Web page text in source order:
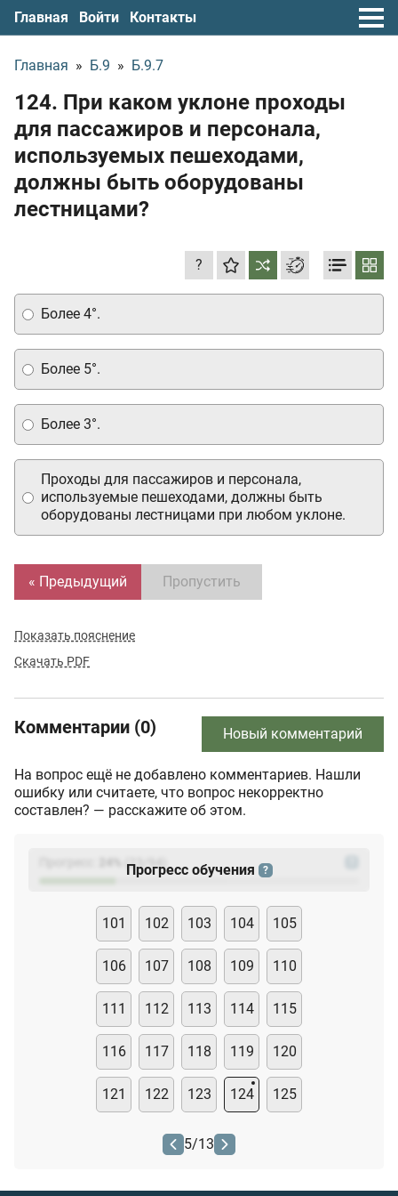
Главная Войти Контакты
Главная » Б.9 » Б.9.7
124. При каком уклоне проходы
для пассажиров и персонала,
используемых пешеходами,
должны быть оборудованы
лестницами?
?
Более 3°.
Проходы для пассажиров и персонала,
используемые пешеходами, должны быть
оборудованы лестницами при любом уклоне.
Более 4°.
Более 5°.
« Предыдущий Пропустить
Показать пояснение
Скачать PDF
Комментарии (0) Новый комментарий
На вопрос ещё не добавлено комментариев. Нашли
ошибку или считаете, что вопрос некорректно
составлен? — расскажите об этом.
(23
Прогресс обучения ?
101 102 103 104 105
106 107 108 109 110
111 112 113 114 115
116 117 118 119 120
121 122 123 124 125
5/13